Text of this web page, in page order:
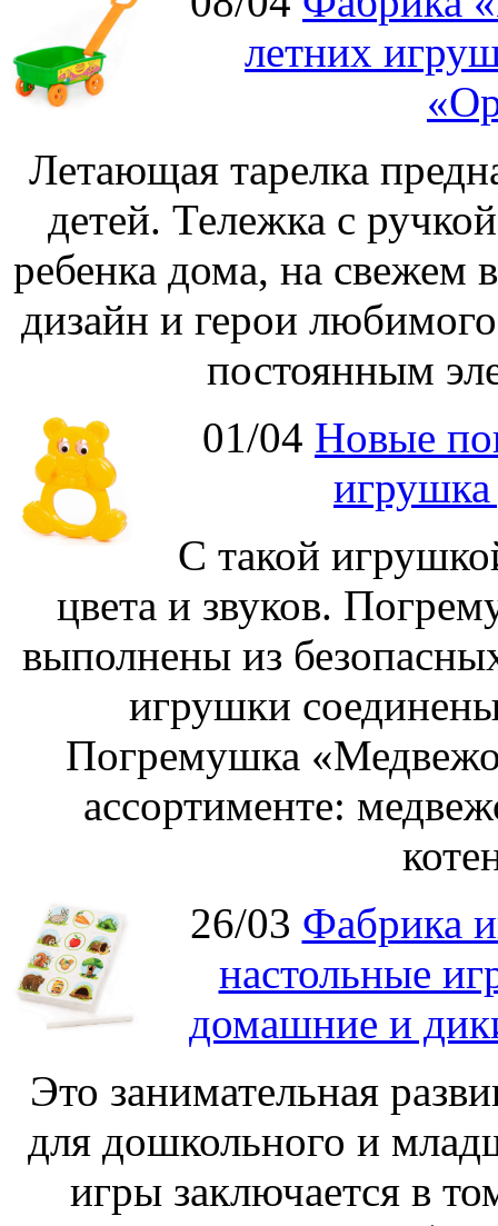
летних
Летающая тарелка
детей. Тележка с
ребенка дома, на свежем
дизайн и герои
постоянным
01/04 Новые
С такой
цвета и звуков.
выполнены из
игрушки
Погремушка
ассортименте:
26/03 Фабрика
настольные
домашние и
Это занимательная
для дошкольного и
игры заключается в